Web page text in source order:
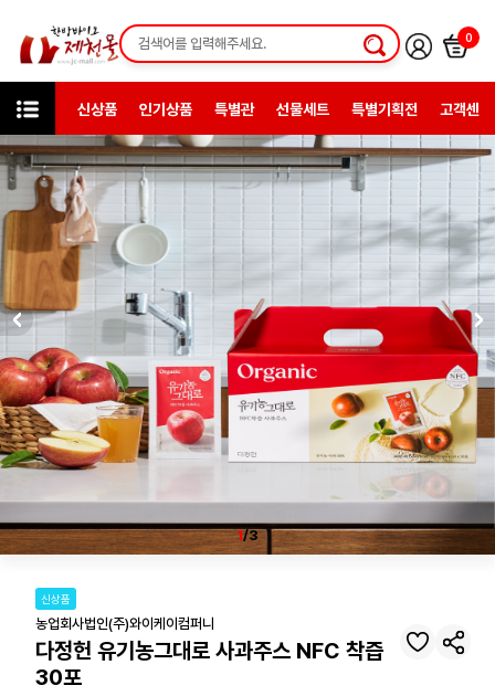
0
신상품 인기상품 특별관 선물세트 특별기획전 고객센터
카테고리 한방일반제품
1/3
신상품
농업회사법인(주)와이케이컴퍼니
다정헌 유기농그대로 사과주스 NFC 착즙
30포